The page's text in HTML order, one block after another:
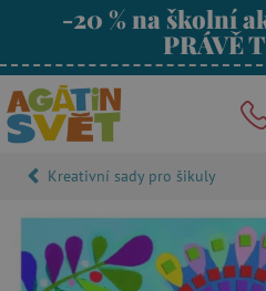
-20 % na školní
PRÁVĚ
Kreativní sady pro šikuly